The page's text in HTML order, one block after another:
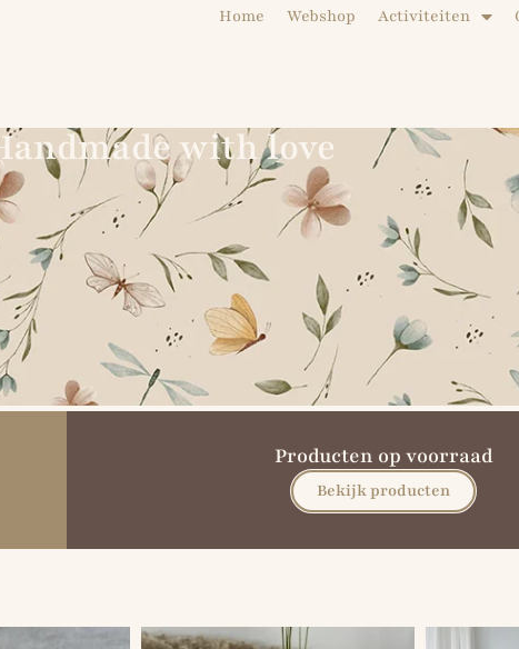
Home Webshop Activiteiten
with love
Producten op voorraad
Bekijk producten